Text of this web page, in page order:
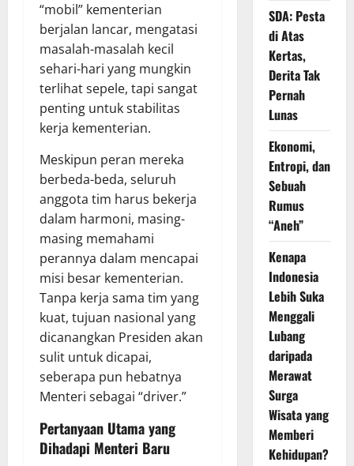
“mobil” kementerian
berjalan lancar, mengatasi
masalah-masalah kecil
sehari-hari yang mungkin
terlihat sepele, tapi sangat
penting untuk stabilitas
kerja kementerian.
Meskipun peran mereka
berbeda-beda, seluruh
anggota tim harus bekerja
dalam harmoni, masing-
masing memahami
perannya dalam mencapai
misi besar kementerian.
Tanpa kerja sama tim yang
kuat, tujuan nasional yang
dicanangkan Presiden akan
sulit untuk dicapai,
seberapa pun hebatnya
Menteri sebagai “driver.”
Pertanyaan Utama yang
Dihadapi Menteri Baru
SDA: Pesta
di Atas
Kertas,
Derita Tak
Pernah
Lunas
Ekonomi,
Entropi, dan
Sebuah
Rumus
“Aneh”
Kenapa
Indonesia
Lebih Suka
Menggali
Lubang
daripada
Merawat
Surga
Wisata yang
Memberi
Kehidupan?